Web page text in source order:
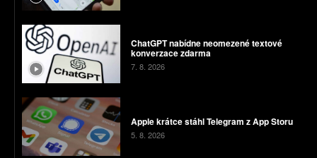
ChatGPT nabídne neomezené textové
konverzace zdarma
7. 8. 2026
Apple krátce stáhl Telegram z App Storu
5. 8. 2026